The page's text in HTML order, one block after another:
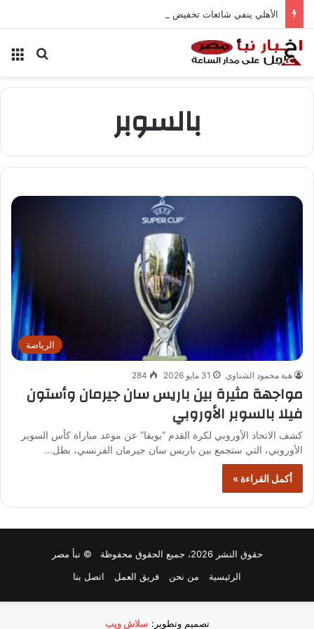
الأهلي ينفي شائعات تخفيض عقود زيزو والشناوي
بحث
بالسوبر
الرياضة
هبة محمود الشناوي 31 مايو 2026 284
مواجهة مثيرة بين باريس سان جيرمان وأستون
فيلا بالسوبر الأوروبي
كشف الاتحاد الأوروبي لكرة القدم “يويفا” عن موعد مباراة كأس السوبر
الأوروبي، التي ستجمع بين باريس سان جيرمان الفرنسي، بطل…
أكمل القراءة »
حقوق النشر 2026، جميع الحقوق محفوظة © نبأ مصر
الرئيسية
من نحن فريق العمل اتصل بنا
تصميم وتطوير: سلاش ويب